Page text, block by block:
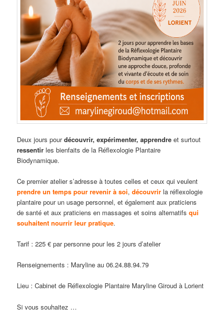
Deux jours pourdécouvrir, expérimenter, apprendreet surtout
ressentir les bienfaits de la Réflexologie Plantaire
Biodynamique.
Ce premier atelier s’adresse à toutes celles et ceux qui veulent
prendre un temps pour revenir à soi,découvrir la réflexologie
plantaire pour un usage personnel, et également aux praticiens
de santé et aux praticiens en massages et soins alternatifsqui
souhaitent nourrir leur pratique.
Tarif : 225 € par personne pour les 2 jours d’atelier
Renseignements : Maryline au 06.24.88.94.79
Lieu : Cabinet de Réflexologie Plantaire Maryline Giroud à Lorient
Si vous souhaitez …